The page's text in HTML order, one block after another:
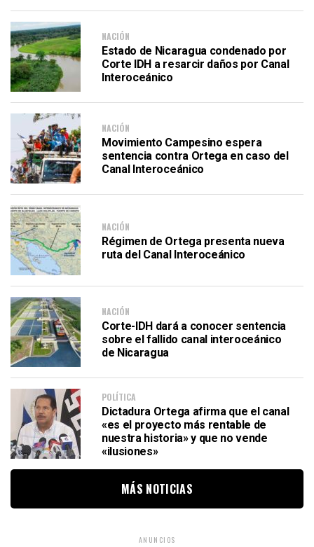
NACIÓN
Estado de Nicaragua condenado por
Corte IDH a resarcir daños por Canal
Interoceánico
NACIÓN
Movimiento Campesino espera
sentencia contra Ortega en caso del
Canal Interoceánico
NACIÓN
Régimen de Ortega presenta nueva
ruta del Canal Interoceánico
NACIÓN
Corte-IDH dará a conocer sentencia
sobre el fallido canal interoceánico
de Nicaragua
POLÍTICA
Dictadura Ortega afirma que el canal
«es el proyecto más rentable de
nuestra historia» y que no vende
«ilusiones»
MÁS NOTICIAS
ANUNCIOS